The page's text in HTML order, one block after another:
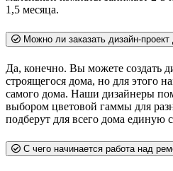
1,5 месяца.
Можно ли заказать дизайн-
Да, конечно. Вы можете создать
строящегося дома, но для этого
самого дома. Наши дизайнеры
выбором цветовой гаммы для
подберут для всего дома единую
С чего начинается работа над